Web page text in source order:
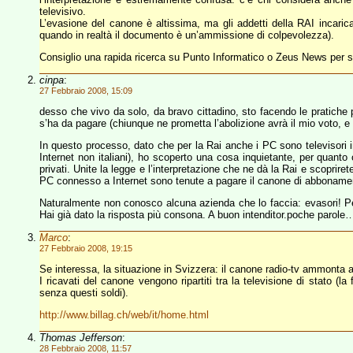
televisivo.
L’evasione del canone è altissima, ma gli addetti della RAI
quando in realtà il documento è un’ammissione di colpevolezza).
Consiglio una rapida ricerca su Punto Informatico o Zeus News
cinpa:
27 Febbraio 2008, 15:09
desso che vivo da solo, da bravo cittadino, sto facendo le
s’ha da pagare (chiunque ne prometta l’abolizione avrà il mio
In questo processo, dato che per la Rai anche i PC sono
Internet non italiani), ho scoperto una cosa inquietante, per
privati. Unite la legge e l’interpretazione che ne dà la Rai e
PC connesso a Internet sono tenute a pagare il canone di
Naturalmente non conosco alcuna azienda che lo faccia:
Hai già dato la risposta più consona. A buon intenditor.poche
Marco:
27 Febbraio 2008, 19:15
Se interessa, la situazione in Svizzera: il canone radio-tv ammonta
I ricavati del canone vengono ripartiti tra la televisione di stato
senza questi soldi).
http://www.billag.ch/web/it/home.html
Thomas Jefferson:
28 Febbraio 2008, 11:57